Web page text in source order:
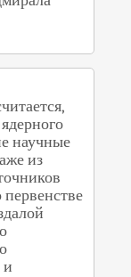
научные
из
и